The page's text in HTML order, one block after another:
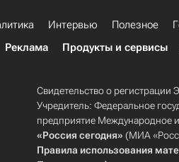
Интервью Полезное
Реклама Продукты и сервисы
Свидетельство о
Учредитель: Федеральное
предприятие Международное
«Россия сегодня» (МИА
Правила использования